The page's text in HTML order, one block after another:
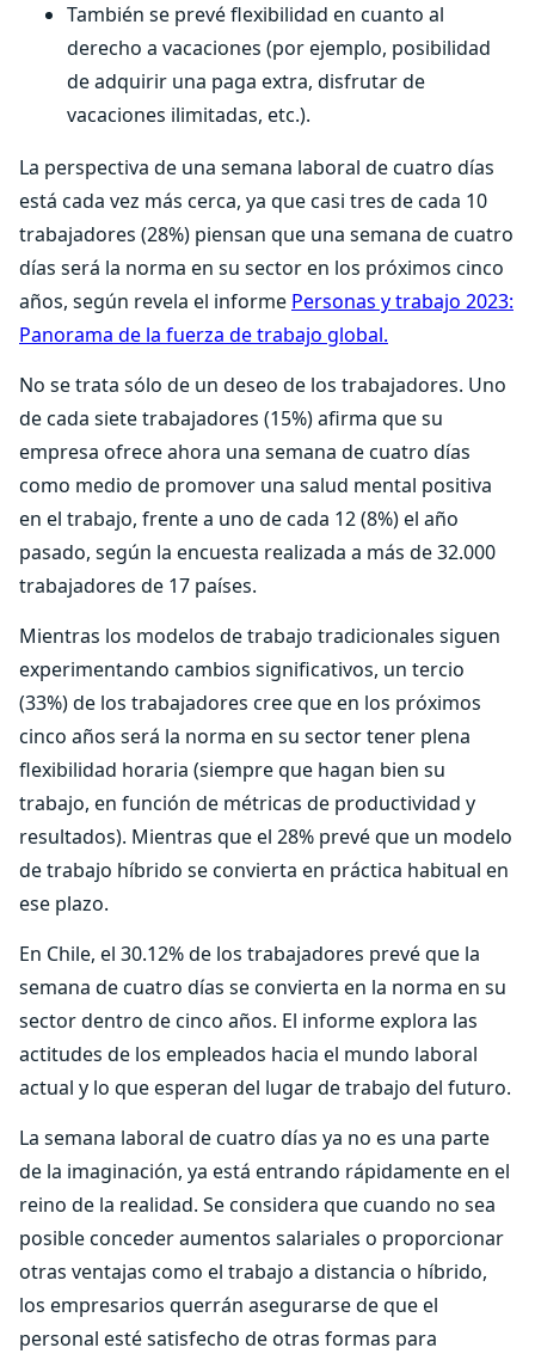
También se prevé flexibilidad en cuanto al
derecho a vacaciones (por ejemplo, posibilidad
de adquirir una paga extra, disfrutar de
vacaciones ilimitadas, etc.).
La perspectiva de una semana laboral de cuatro días
está cada vez más cerca, ya que casi tres de cada 10
trabajadores (28%) piensan que una semana de cuatro
días será la norma en su sector en los próximos cinco
años, según revela el informe Personas y trabajo 2023:
Panorama de la fuerza de trabajo global.
No se trata sólo de un deseo de los trabajadores. Uno
de cada siete trabajadores (15%) afirma que su
empresa ofrece ahora una semana de cuatro días
como medio de promover una salud mental positiva
en el trabajo, frente a uno de cada 12 (8%) el año
pasado, según la encuesta realizada a más de 32.000
trabajadores de 17 países.
Mientras los modelos de trabajo tradicionales siguen
experimentando cambios significativos, un tercio
(33%) de los trabajadores cree que en los próximos
cinco años será la norma en su sector tener plena
flexibilidad horaria (siempre que hagan bien su
trabajo, en función de métricas de productividad y
resultados). Mientras que el 28% prevé que un modelo
de trabajo híbrido se convierta en práctica habitual en
ese plazo.
En Chile, el 30.12% de los trabajadores prevé que la
semana de cuatro días se convierta en la norma en su
sector dentro de cinco años. El informe explora las
actitudes de los empleados hacia el mundo laboral
actual y lo que esperan del lugar de trabajo del futuro.
La semana laboral de cuatro días ya no es una parte
de la imaginación, ya está entrando rápidamente en el
reino de la realidad. Se considera que cuando no sea
posible conceder aumentos salariales o proporcionar
otras ventajas como el trabajo a distancia o híbrido,
los empresarios querrán asegurarse de que el
personal esté satisfecho de otras formas para